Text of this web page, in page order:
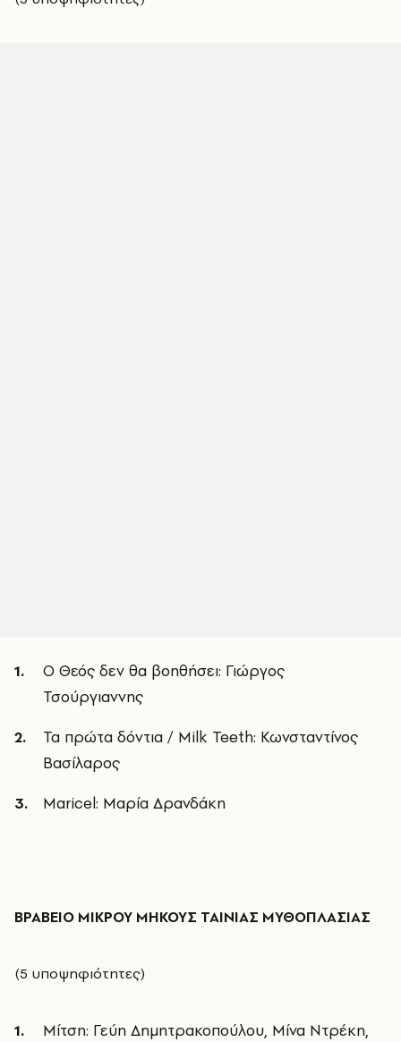
Ο Θεός δεν θα βοηθήσει: Γιώργος
Τσούργιαννης
Τα πρώτα δόντια / Milk Teeth: Κωνσταντίνος
Βασίλαρος
Maricel: Μαρία Δρανδάκη
ΒΡΑΒΕΙΟ ΜΙΚΡΟΥ ΜΗΚΟΥΣ ΤΑΙΝΙΑΣ ΜΥΘΟΠΛΑΣΙΑΣ
(5 υποψηφιότητες)
Μίτση: Γεύη Δημητρακοπούλου, Μίνα Ντρέκη,